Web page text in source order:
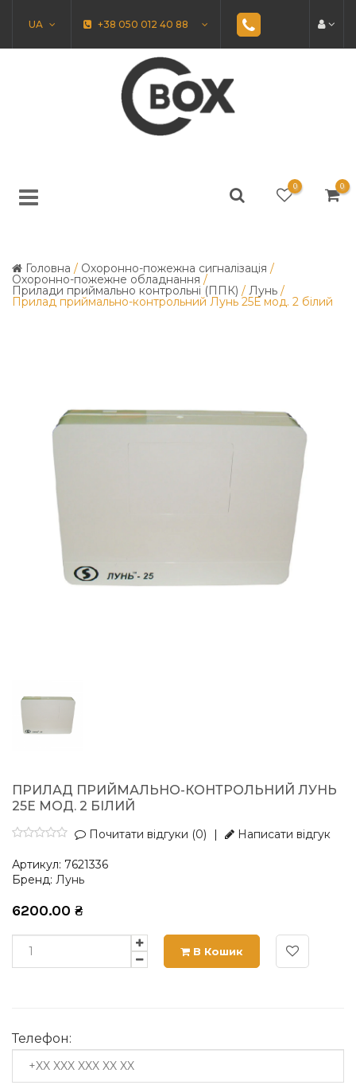
UA +38 050 012 40 88
0 0
Головна / Охоронно-пожежна сигналізація /
Охоронно-пожежне обладнання /
Прилади приймально контрольні (ППК) / Лунь /
Прилад приймально-контрольний Лунь 25Е мод. 2 білий
ПРИЛАД ПРИЙМАЛЬНО-КОНТРОЛЬНИЙ ЛУНЬ
25Е МОД. 2 БІЛИЙ
Почитати відгуки (0) Написати відгук
Артикул: 7621336
Бренд: Лунь
6200.00 ₴
В Кошик
Телефон: